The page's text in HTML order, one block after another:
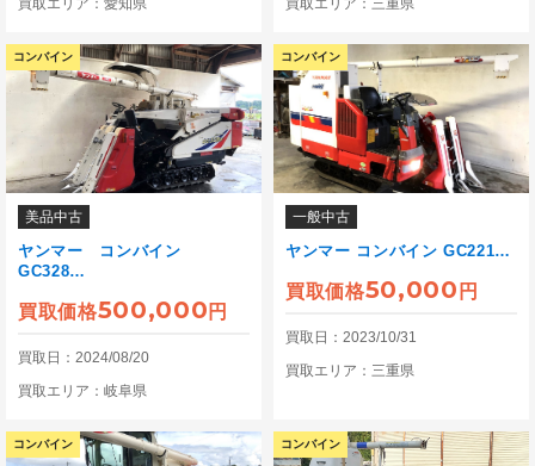
買取エリア：愛知県
買取エリア：三重県
コンバイン
美品中古
ヤンマー コンバイン
GC328…
買取価格500,000 円
買取日：2024/08/20
買取エリア：岐阜県
コンバイン
一般中古
ヤンマー コンバイン GC221…
買取価格50,000 円
買取日：2023/10/31
買取エリア：三重県
コンバイン コンバイン